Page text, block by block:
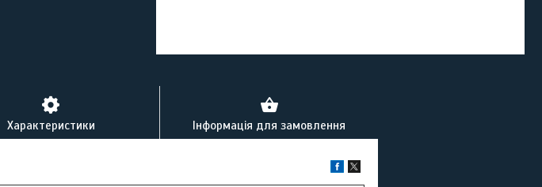
Характеристики Інформація для замовлення